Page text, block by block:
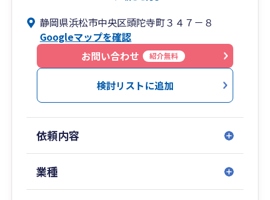
最近ではテレワークが浸透し、全国にクライアン
トが増えつつあります。
顧問業務が中心でして、毎月社長とは必ずお会い
しています。
何気ない会話から思ってもみない課題が見つか
り、その課題を専門的視点で解決するように一つ
応えることはできます。
遠慮なくご相談いただければと思います。
静岡県浜松市中央区頭陀寺町３４７－８
Googleマップを確認
お問い合わせ
紹介無料
検討リストに追加
依頼内容
業種